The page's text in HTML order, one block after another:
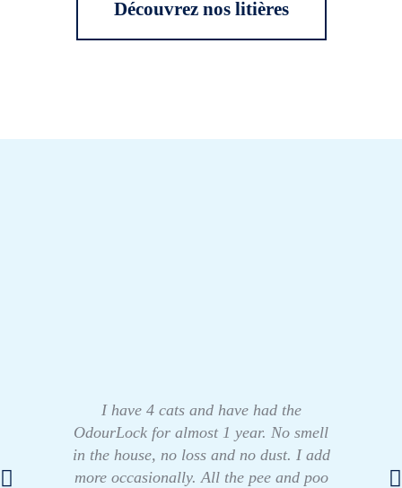
Découvrez nos litières
I have 4 cats and have had the
OdourLock for almost 1 year. No smell
in the house, no loss and no dust. I add
more occasionally. All the pee and poo